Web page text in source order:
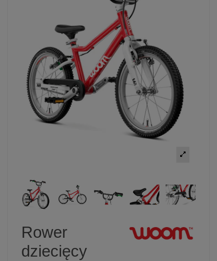
Rower
dziecięcy